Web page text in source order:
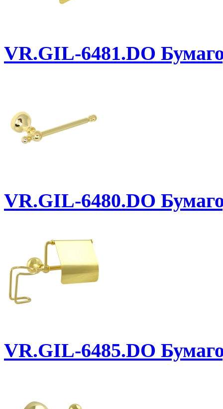
VR.GIL-6481.DO
VR.GIL-6480.DO
VR.GIL-6485.DO